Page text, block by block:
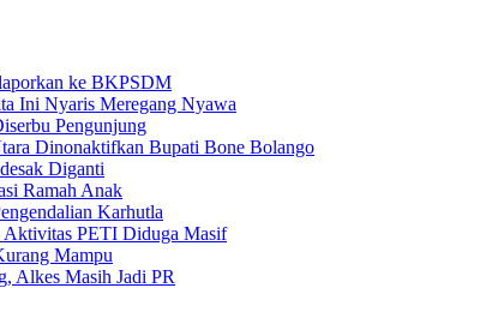
ke BKPSDM
Ini Nyaris Meregang Nyawa
Pengunjung
Dinonaktifkan Bupati Bone Bolango
Diganti
Ramah Anak
Karhutla
Aktivitas PETI Diduga Masif
Mampu
Alkes Masih Jadi PR